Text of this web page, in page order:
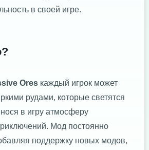
в своей игре.
Ores каждый игрок может
рудами, которые светятся
в игру атмосферу
Мод постоянно
поддержку новых модов,